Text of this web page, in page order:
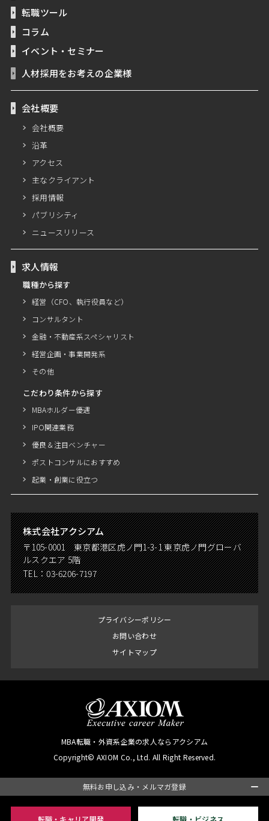
無料お申し込み・メルマガ登録
転職・キャリア開発 転職・ビジネス
転職ツール
コラム
イベント・セミナー
人材採用をお考えの企業様
会社概要
会社概要
沿革
アクセス
主なクライアント
採用情報
パブリシティ
ニュースリリース
求人情報
職種から探す
経営（CFO、執行役員など）
コンサルタント
金融・不動産系スペシャリスト
経営企画・事業開発系
その他
こだわり条件から探す
MBAホルダー優遇
IPO関連業務
優良＆注目ベンチャー
ポストコンサルにおすすめ
起業・創業に役立つ
株式会社アクシアム
〒105-0001 東京都港区虎ノ門1-3-1 東京虎ノ門グローバ
ルスクエア 5階
TEL：03-6206-7197
プライバシーポリシー
お問い合わせ
サイトマップ
MBA転職・外資系企業の求人ならアクシアム
Copyright© AXIOM Co., Ltd. All Right Reserved.